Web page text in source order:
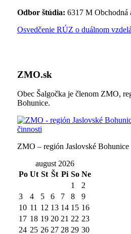
Odbor štúdia: 6317 M Obchodná
Osvedčenie RÚZ o duálnom
ZMO.sk
Obec Šalgočka je členom ZMO,
Bohunice.
ZMO – región Jaslovské Bohunice
august 2026
Po Ut St Št Pi So Ne
1
2
3
4 5 6 7 8
9
10 11 12 13 14 15 16
17 18 19 20 21 22 23
24 25 26 27 28 29 30